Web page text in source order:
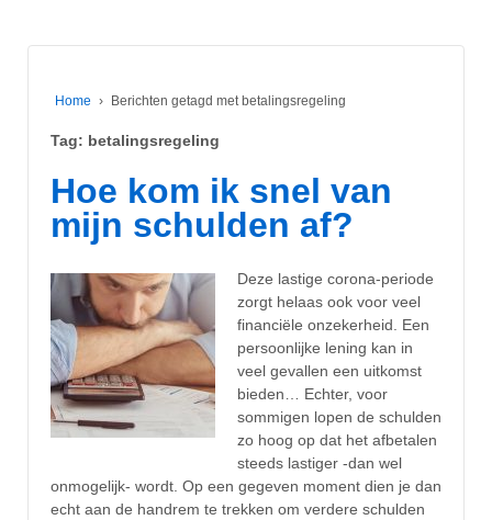
Home › Berichten getagd met betalingsregeling
Tag: betalingsregeling
Hoe kom ik snel van
mijn schulden af?
Deze lastige corona-periode
zorgt helaas ook voor veel
financiële onzekerheid. Een
persoonlijke lening kan in
veel gevallen een uitkomst
bieden… Echter, voor
sommigen lopen de schulden
zo hoog op dat het afbetalen
steeds lastiger -dan wel
onmogelijk- wordt. Op een gegeven moment dien je dan
echt aan de handrem te trekken om verdere schulden